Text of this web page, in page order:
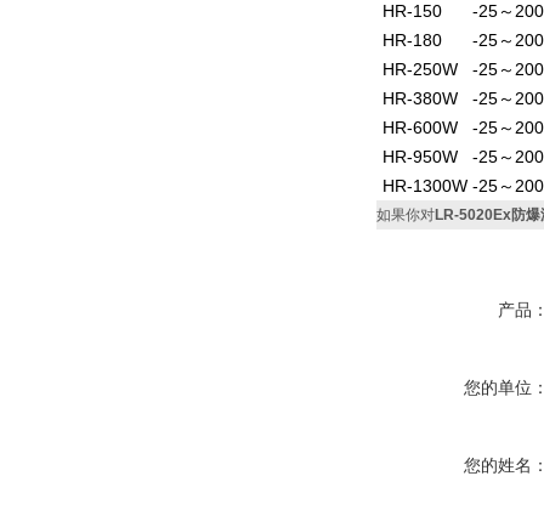
HR-150
-25～200
HR-180
-25～200
HR-250W
-25～200
HR-380W
-25～200
HR-600W
-25～200
HR-950W
-25～200
HR-1300W -25～200
如果你对LR-5020Ex防
产品
您的单位
您的姓名